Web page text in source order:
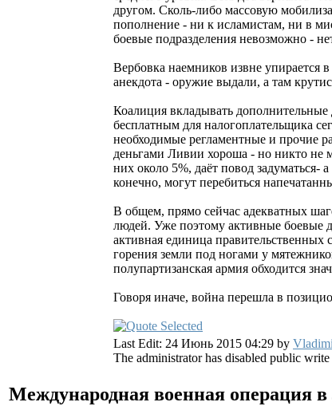
другом. Сколь-либо массовую
пополнение - ни к исламистам, ни в
боевые подразделения невозможно -
Вербовка наемников извне
анекдота - оружие выдали, а там
Коалиция вкладывать дополнительные
бесплатным для налогоплательщика
необходимые регламентные и прочие
деньгами Ливии хороша - но никто не
них около 5%, даёт повод
конечно, могут перебиться
В общем, прямо сейчас адекватных
людей. Уже поэтому активные боевые
активная единица
горения земли под ногами у
полупартизанская армия обходится
Говоря иначе, война перешла в
Last Edit: 24 Июнь 2015 04:29 by
The administrator has disabled public write
Международная военная операция